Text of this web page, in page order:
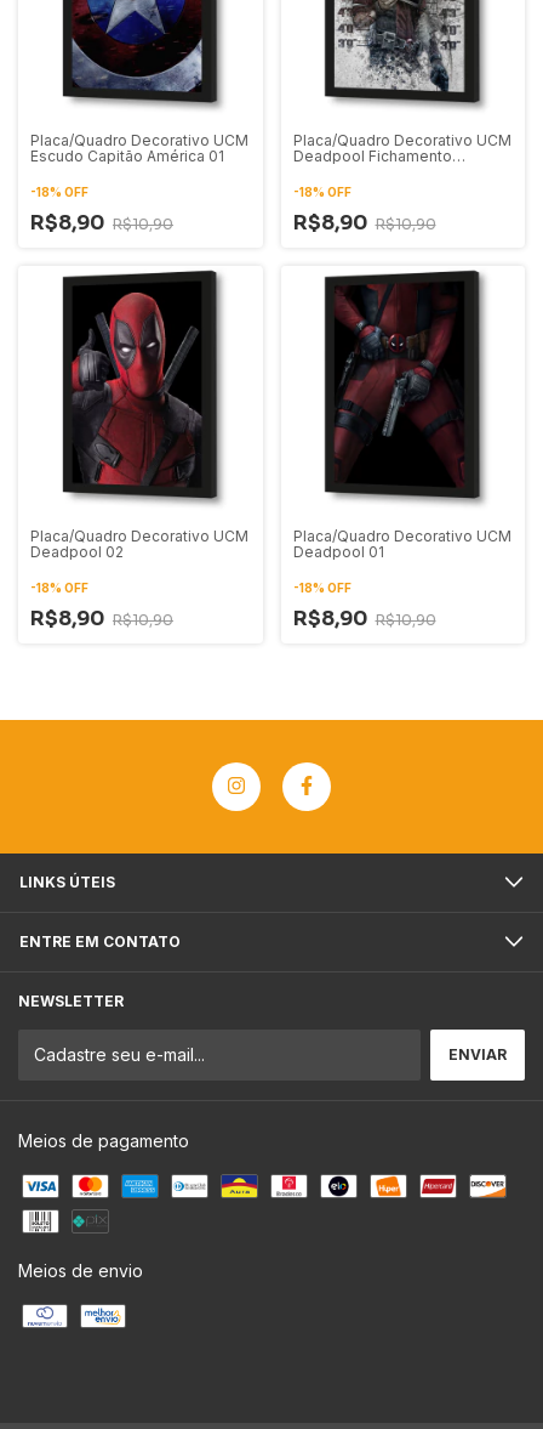
Placa/Quadro Decorativo UCM
Escudo Capitão América 01
-18% OFF
R$8,90 R$10,90
Placa/Quadro Decorativo UCM
Deadpool Fichamento
-18% OFF
R$8,90 R$10,90
Placa/Quadro Decorativo UCM
Deadpool 02
-18% OFF
R$8,90 R$10,90
Placa/Quadro Decorativo UCM
Deadpool 01
-18% OFF
R$8,90 R$10,90
LINKS ÚTEIS
ENTRE EM CONTATO
NEWSLETTER
Meios de pagamento
Meios de envio